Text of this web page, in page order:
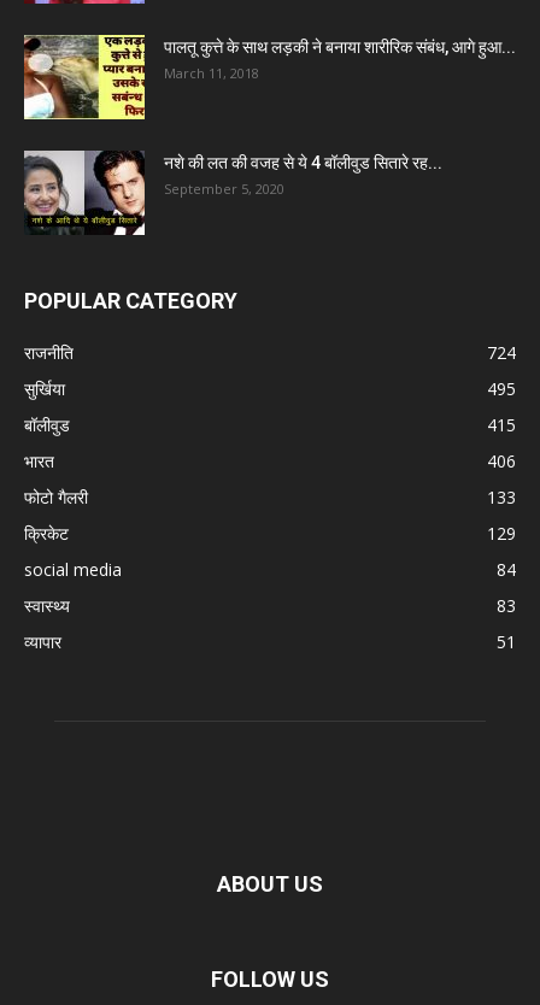
पालतू कुत्ते के साथ लड़की ने बनाया शारीरिक संबंध, आगे हुआ...
March 11, 2018
नशे की लत की वजह से ये 4 बॉलीवुड सितारे रह...
September 5, 2020
POPULAR CATEGORY
राजनीति
724
सुर्खिया
495
बॉलीवुड
415
भारत
406
फोटो गैलरी
133
क्रिकेट
129
social media
84
स्वास्थ्य
83
व्यापार
51
ABOUT US
FOLLOW US